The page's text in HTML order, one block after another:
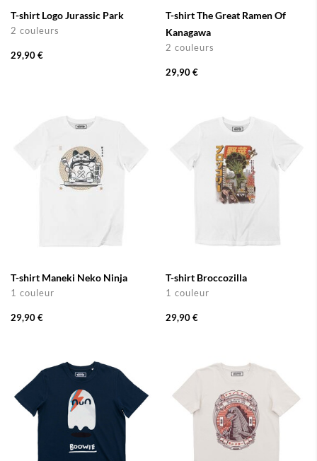
T-shirt Logo Jurassic Park
2 couleurs
29,90 €
T-shirt The Great Ramen Of
Kanagawa
2 couleurs
29,90 €
T-shirt Maneki Neko Ninja
1 couleur
29,90 €
T-shirt Broccozilla
1 couleur
29,90 €